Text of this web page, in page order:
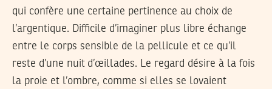
qui confère une certaine pertinence au choix de
l’argentique. Difficile d’imaginer plus libre échange
entre le corps sensible de la pellicule et ce qu’il
reste d’une nuit d’œillades. Le regard désire à la fois
la proie et l’ombre, comme si elles se lovaient